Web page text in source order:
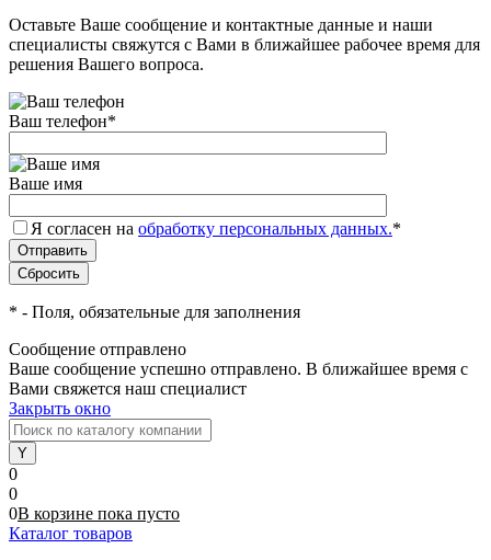
Оставьте Ваше сообщение и контактные данные и наши
специалисты свяжутся с Вами в ближайшее рабочее время для
решения Вашего вопроса.
Ваш телефон*
Ваше имя
Я согласен на обработку персональных данных.*
* - Поля, обязательные для заполнения
Сообщение отправлено
Ваше сообщение успешно отправлено. В ближайшее время с
Вами свяжется наш специалист
Закрыть окно
0
0
0В корзине пока пусто
Каталог товаров